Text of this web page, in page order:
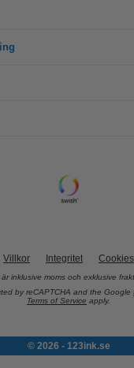
Villkor Integritet Cookies
inklusive moms och exklusive
by reCAPTCHA and the Google
Terms of Service apply.
© 2026 - 123ink.se